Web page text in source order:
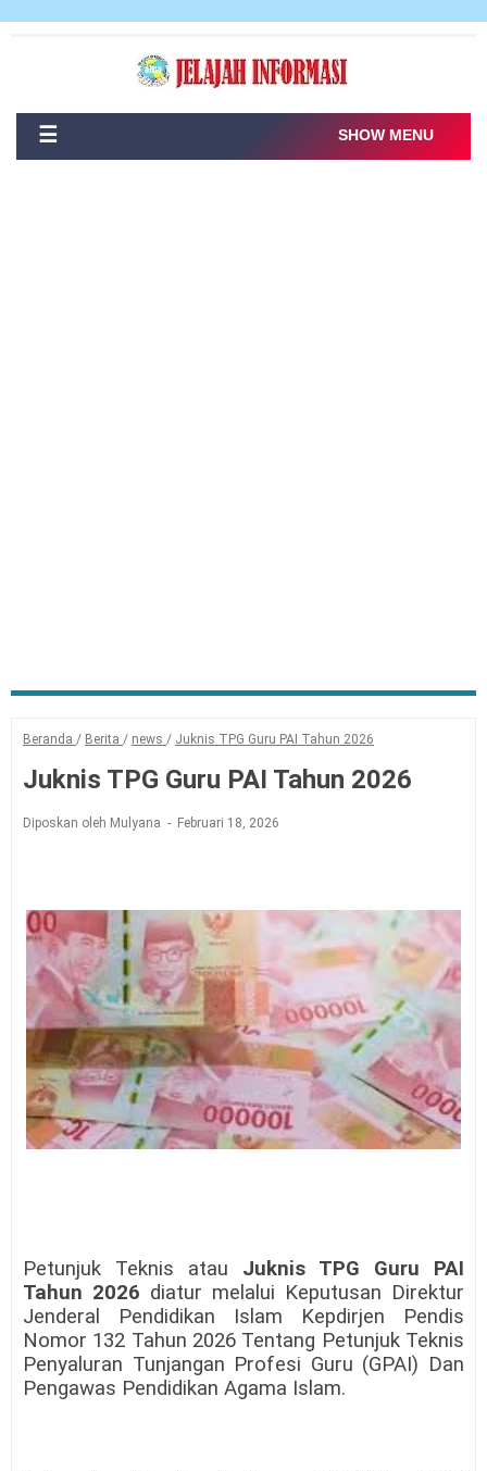
☰ SHOW MENU
Beranda / Berita / news / Juknis TPG Guru PAI Tahun 2026
Juknis TPG Guru PAI Tahun 2026
Diposkan oleh Mulyana Februari 18, 2026
Petunjuk Teknis atau Juknis TPG Guru PAI
Tahun 2026 diatur melalui Keputusan Direktur
Jenderal Pendidikan Islam Kepdirjen Pendis
Nomor 132 Tahun 2026 Tentang Petunjuk Teknis
Penyaluran Tunjangan Profesi Guru (GPAI) Dan
Pengawas Pendidikan Agama Islam.